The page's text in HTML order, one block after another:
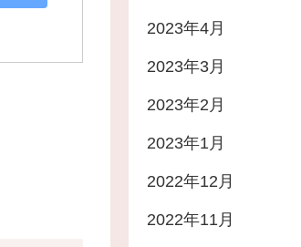
2023年4月
2023年3月
2023年2月
2023年1月
2022年12月
2022年11月